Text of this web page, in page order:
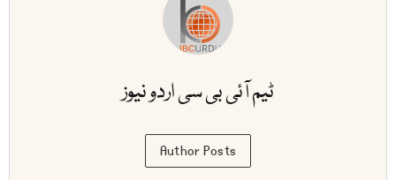
ٹیم آئی بی سی اردو نیوز
Author Posts